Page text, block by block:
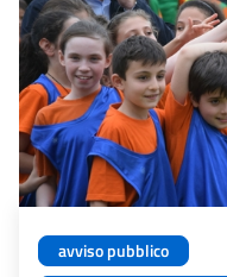
avviso pubblico